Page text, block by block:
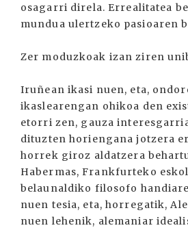
osagarri direla. Errealitatea
mundua ulertzeko pasioaren
Zer moduzkoak izan ziren
Iruñean ikasi nuen, eta,
ikaslearengan ohikoa den
etorri zen, gauza
dituzten horiengana jotzera
horrek giroz aldatzera
Habermas, Frankfurteko
belaunaldiko filosofo
nuen tesia, eta, horregatik,
nuen lehenik, alemaniar